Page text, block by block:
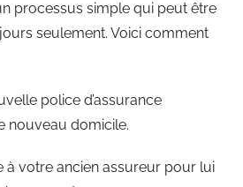
processus simple qui peut être
seulement. Voici comment
police d’assurance
nouveau domicile.
à votre ancien assureur pour lui